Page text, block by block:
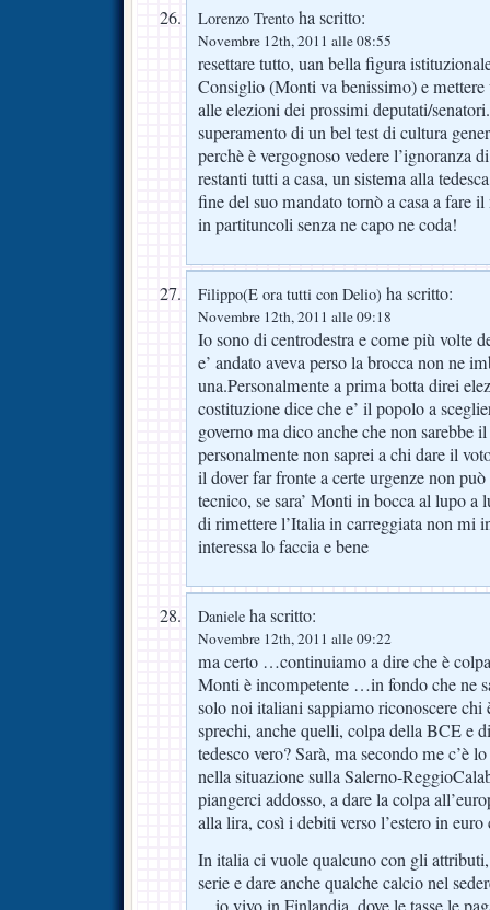
Lorenzo Trento ha scritto:
Novembre 12th, 2011 alle 08:55
resettare tutto, uan bella figura
Consiglio (Monti va benissimo) e
alle elezioni dei prossimi deputati/
superamento di un bel test di cultura
perchè è vergognoso vedere l’ignoranza
restanti tutti a casa, un sistema alla
fine del suo mandato tornò a casa a fare
in partituncoli senza ne capo ne coda!
Filippo(E ora tutti con Delio) ha scritto:
Novembre 12th, 2011 alle 09:18
Io sono di centrodestra e come più volte
e’ andato aveva perso la brocca non ne
una.Personalmente a prima botta direi
costituzione dice che e’ il popolo a
governo ma dico anche che non sarebbe
personalmente non saprei a chi dare il
il dover far fronte a certe urgenze non
tecnico, se sara’ Monti in bocca al lupo a
di rimettere l’Italia in carreggiata non mi
interessa lo faccia e bene
Daniele ha scritto:
Novembre 12th, 2011 alle 09:22
ma certo …continuiamo a dire che è
Monti è incompetente …in fondo che ne
solo noi italiani sappiamo riconoscere chi
sprechi, anche quelli, colpa della BCE e
tedesco vero? Sarà, ma secondo me c’è
nella situazione sulla Salerno-
piangerci addosso, a dare la colpa
alla lira, così i debiti verso l’estero in
In italia ci vuole qualcuno con gli
serie e dare anche qualche calcio nel
…io vivo in Finlandia, dove le tasse le